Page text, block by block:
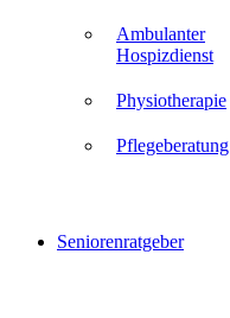
Seniorenratgeber
Ambulanter
Hospizdienst
Physiotherapie
Pflegeberatung